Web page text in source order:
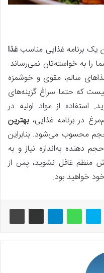
یک برنامه غذایی مناسبغذا
را به خواسته‌تان نمی‌رساند.
سالم، مقوی و خوشمزه
که حتما سراغ گزینه‌های
از مواد اولیه در
در برنامه غذایی،بهترین
محسوب می‌شود. بنابراین
دهنده به‌اندازه نیاز و به
منظم غافل نشوید، پس‌ از
خواهید بود.